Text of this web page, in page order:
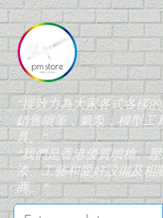
“搜致力為大家各式各樣
銷售噴筆，氣泵，模型工
具。”
“我們是香港優質噴槍、
漆、工藝和愛好設備及相
商。”